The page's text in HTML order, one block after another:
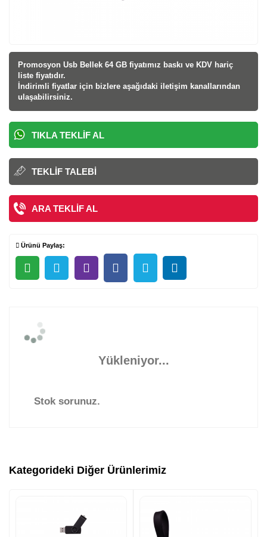
Promosyon Usb Bellek 64 GB fiyatımız baskı ve KDV hariç
liste fiyatıdır.
İndirimli fiyatlar için bizlere aşağıdaki iletişim kanallarından
ulaşabilirsiniz.
TIKLA TEKLIF AL
TEKLIF TALEBI
ARA TEKLIF AL
Ürünü Paylaş:
Yükleniyor...
Stok sorunuz.
Kategorideki Diğer Ürünlerimiz